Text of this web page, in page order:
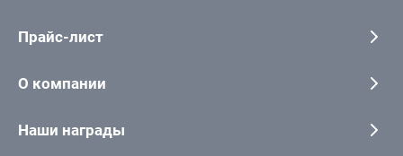
Прайс-лист
О компании
Наши награды